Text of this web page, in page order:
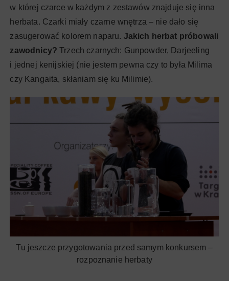
w której czarce w każdym z zestawów znajduje się inna
herbata. Czarki miały czarne wnętrza – nie dało się
zasugerować kolorem naparu. Jakich herbat próbowali
zawodnicy? Trzech czarnych: Gunpowder, Darjeeling
i jednej kenijskiej (nie jestem pewna czy to była Milima
czy Kangaita, skłaniam się ku Milimie).
Tu jeszcze przygotowania przed samym konkursem –
rozpoznanie herbaty